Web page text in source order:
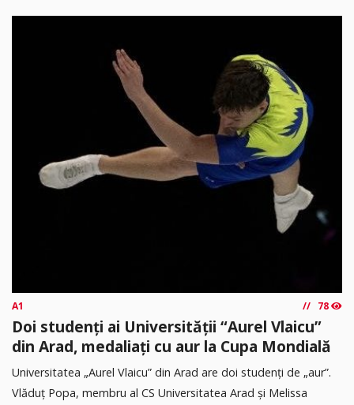
A1 78
Doi studenți ai Universității “Aurel Vlaicu”
din Arad, medaliați cu aur la Cupa Mondială
Universitatea „Aurel Vlaicu” din Arad are doi studenți de „aur”.
Vlăduț Popa, membru al CS Universitatea Arad și Melissa